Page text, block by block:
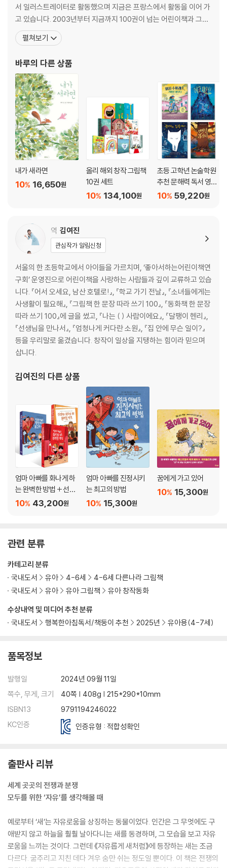
서 일러스트레이터로 활동했으며 지금은 프랑스에서 활동을 이어 가
고 있습니다. 2003년부터 지금까지 100권이 넘는 어린이책과 그림
책을 쓰고 그렸습니다. 2005년 어린이들이 직접 뽑는 스위스 앙팡테
지상을, 2011년 뉴욕도서전 금상을 받았습니다. 지은 책으로 『안녕하
어디로 갔을까?』, 『사라지는 섬 투발루』 등 작품
펼쳐보기
바루의 다른 상품
내가 새라면
16,650원
10%
올리 해외 창작 그림책
10권 세트
134,100원
10%
초등 고학년 논술학원
추천 문해력 독서 영재
수상작 필독서 세트
59,220원
10%
역 김여진
관심작가 알림신청
서울의 한 초등학교에서 아이들을 가르치며, ‘좋아서하는어린이책연
구회’ 운영진으로 어린이책을 사랑하는 사람들과 깊이 교류하고 있습
니다. 『어서 오세요, 남산 호텔로!』, 『학교 가기 전날』, 『소녀들에게는
사생활이 필요해』, 『그림책 한 문장 따라 쓰기 100』, 『동화책 한 문장
따라 쓰기 100』에 글을 썼고, 『나는 ( ) 사람이에요』, 『달팽이 헨리』,
『선생님을 만나서』, 『엄청나게 커다란 소원』, 『집 안에 무슨 일이?』
등을 우리말로 옮겼습니다. 창작이 일상을 지탱하는 힘이라 믿으며
삽니다.
김여진의 다른 상품
엄마 아빠를 화나게 하
는 완벽한 방법 + 선생
님을 화나게 하는 완벽
43,200원
10%
엄마 아빠를 진정시키
는 최고의 방법
15,300원
10%
꿈에게 가고 있어
15,300원
10%
관련 분류
수상내역 및 미디어 추천 분류
국내도서
행복한아침독서/책둥이 추천 2025년 유아용(4-7세)
카테고리 분류
국내도서
유아 4-6세
4-6세 다른나라 그림책
국내도서
유아 유아 그림책 유아 창작동화
품목정보
발행일
2024년 09월 11일
쪽수, 무게, 크기
40쪽 | 408g | 215*290*10mm
ISBN13
9791194246022
KC인증
인증유형 : 적합성확인
출판사 리뷰
세계 곳곳의 전쟁과 분쟁
모두를 위한 ‘자유’를 생각해볼 때
예로부터 ‘새’는 자유로움을 상징하는 동물이었다. 인간은 그 무엇에도 구
애받지 않고 하늘을 훨훨 날아다니는 새를 동경하며, 그 모습을 보고 자유
로움을 느끼는 것이다. 그런데 《자유롭게 새처럼》에 등장하는 새는 조금
다르다. 굶주리고 지친 데다 겨우 숨만 쉬는 정도일 뿐이다. 이 책은 전쟁의